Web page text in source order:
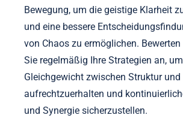
Bewegung, um die geistige Klarheit
und eine bessere
von Chaos zu ermöglichen.
Sie regelmäßig Ihre Strategien an,
Gleichgewicht zwischen Struktur und
aufrechtzuerhalten und
und Synergie sicherzustellen.